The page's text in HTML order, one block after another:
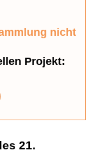
nicht
Projekt:
21.